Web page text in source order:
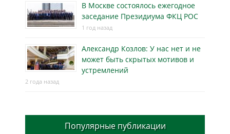
В Москве состоялось ежегодное
заседание Президиума ФКЦ РОС
1 год назад
Александр Козлов: У нас нет и не
может быть скрытых мотивов и
устремлений
2 года назад
Популярные публикации